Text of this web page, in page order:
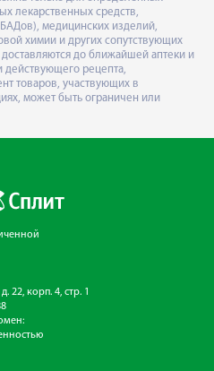
лекарственных средств,
медицинских изделий,
химии и других сопутствующих
до ближайшей аптеки и
действующего рецепта,
товаров, участвующих в
может быть ограничен или
22, корп. 4, стр. 1